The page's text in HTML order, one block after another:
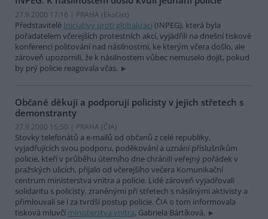
27.9.2000 17:16 | PRAHA (EkoList)
Představitelé Iniciativy proti globalizaci (INPEG), která byla
pořadatelem včerejších protestních akcí, vyjádřili na dnešní tiskové
konferenci politování nad násilnostmi, ke kterým včera došlo, ale
zároveň upozornili, že k násilnostem vůbec nemuselo dojít, pokud
by prý policie reagovala včas.
Občané děkují a podporují policisty v jejich střetech s
demonstranty
27.9.2000 16:50 | PRAHA (ČIA)
Stovky telefonátů a e-mailů od občanů z celé republiky,
vyjadřujících svou podporu, poděkování a uznání příslušníkům
policie, kteří v průběhu úterního dne chránili veřejný pořádek v
pražských ulicích, přijalo od včerejšího večera Komunikační
centrum ministerstva vnitra a policie. Lidé zároveň vyjadřovali
solidaritu s policisty, zraněnými při střetech s násilnými aktivisty a
přimlouvali se i za tvrdší postup policie. ČIA o tom informovala
tisková mluvčí ministerstva vnitra, Gabriela Bártíková.